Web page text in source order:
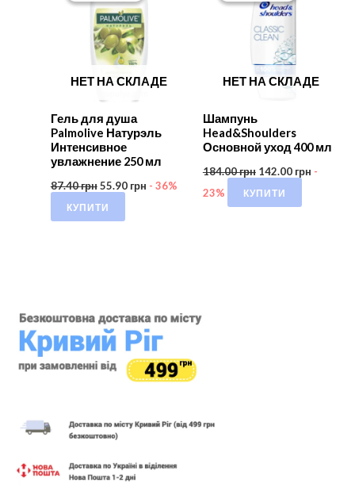
НЕТ НА СКЛАДЕ
Гель для душа
Palmolive Натурэль
Интенсивное
увлажнение 250 мл
87.40грн 55.90 грн - 36%
КУПИТИ
НЕТ НА СКЛАДЕ
Шампунь
Head&Shoulders
Основной уход 400 мл
184.00грн 142.00 грн -
23%
КУПИТИ